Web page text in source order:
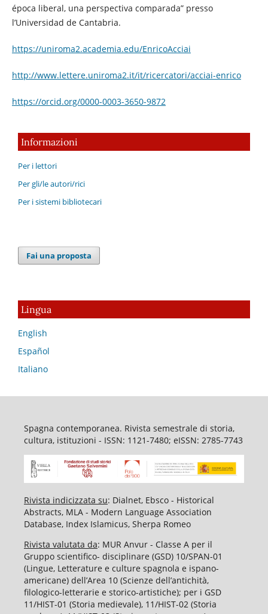
época liberal, una perspectiva comparada” presso
l’Universidad de Cantabria.
https://uniroma2.academia.edu/EnricoAcciai
http://www.lettere.uniroma2.it/it/ricercatori/acciai-enrico
https://orcid.org/0000-0003-3650-9872
Informazioni
Per i lettori
Per gli/le autori/rici
Per i sistemi bibliotecari
Fai una proposta
Lingua
English
Español
Italiano
Spagna contemporanea. Rivista semestrale di storia,
cultura, istituzioni - ISSN: 1121-7480; eISSN: 2785-7743
Rivista indicizzata su: Dialnet, Ebsco - Historical
Abstracts, MLA - Modern Language Association
Database, Index Islamicus, Sherpa Romeo
Rivista valutata da: MUR Anvur - Classe A per il
Gruppo scientifico- disciplinare (GSD) 10/SPAN-01
(Lingue, Letterature e culture spagnola e ispano-
americane) dell’Area 10 (Scienze dell’antichità,
filologico-letterarie e storico-artistiche); per i GSD
11/HIST-01 (Storia medievale), 11/HIST-02 (Storia